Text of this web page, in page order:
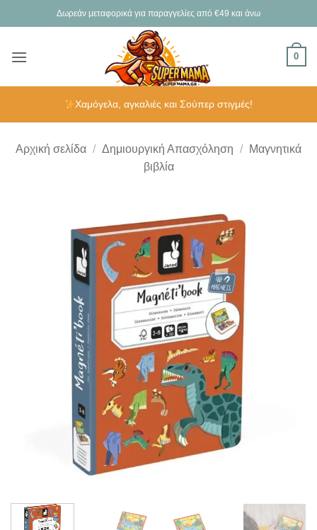
στο
Δωρεάν μεταφορικά για παραγγελίες από €49 και άνω
0
Χαμόγελα, αγκαλιές και Σούπερ στιγμές!
Αρχική σελίδα / Δημιουργική Απασχόληση /
Μαγνητικά
βιβλία